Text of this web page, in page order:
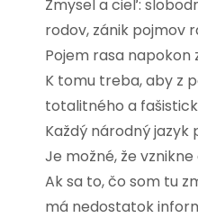
Zmysel a cieľ:
rodov, zánik pojmov
Pojem rasa napokon
K tomu treba, aby z
totalitného a
Každý národný jazyk
Je možné, že
Ak sa to, čo som tu
má nedostatok